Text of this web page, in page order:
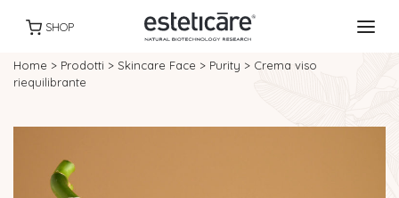
SHOP
Home > Prodotti > Skincare Face > Purity > Crema viso
riequilibrante